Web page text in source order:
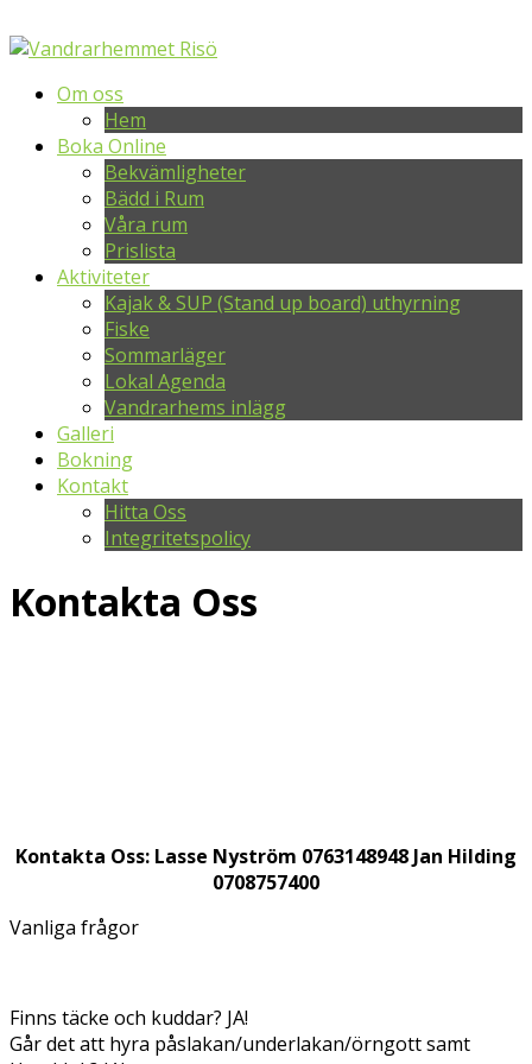
Om oss
Hem
Boka Online
Bekvämligheter
Bädd i Rum
Våra rum
Prislista
Aktiviteter
Kajak & SUP (Stand up board) uthyrning
Fiske
Sommarläger
Lokal Agenda
Vandrarhems inlägg
Galleri
Bokning
Kontakt
Hitta Oss
Integritetspolicy
Kontakta Oss
Kontakta Oss: Lasse Nyström 0763148948 Jan Hilding
0708757400
Vanliga frågor
Finns täcke och kuddar? JA!
Går det att hyra påslakan/underlakan/örngott samt